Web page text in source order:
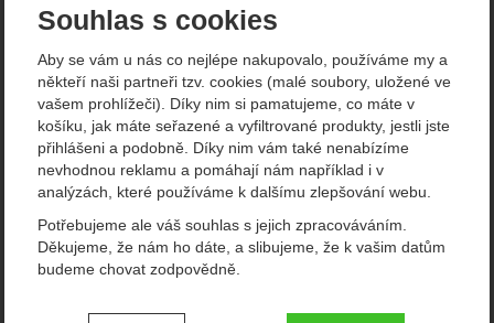
Souhlas s cookies
Aby se vám u nás co nejlépe nakupovalo, používáme my a
někteří naši partneři tzv. cookies (malé soubory, uložené ve
vašem prohlížeči). Díky nim si pamatujeme, co máte v
košíku, jak máte seřazené a vyfiltrované produkty, jestli jste
přihlášeni a podobně. Díky nim vám také nenabízíme
nevhodnou reklamu a pomáhají nám například i v
analýzách, které používáme k dalšímu zlepšování webu.
Potřebujeme ale váš souhlas s jejich zpracováváním.
Děkujeme, že nám ho dáte, a slibujeme, že k vašim datům
budeme chovat zodpovědně.
Nastavení souhlasů s kategoriemi
Pánské outdoorové
oblečení
V naší nabídce pánského outdoorového oblečení si vyberte vše,
co potřebujete. Připravili jsme pro vás ucelenou nabídku, ze které
se oblečete od hlavy až k patě.Jak oblečení vybírat? Na co se
zaměřit?Vše se dozvíte v našem stručném průvodci.
PÁNSKÉ
BUNDY